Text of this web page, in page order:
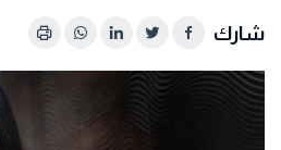
شارك